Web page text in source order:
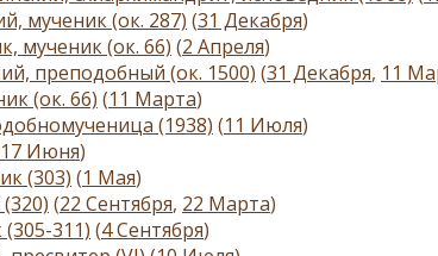
мученик (ок. 287) (31 Декабря)
мученик (ок. 66) (2 Апреля)
преподобный (ок. 1500) (31 Декабря, 11
(ок. 66) (11 Марта)
(1938) (11 Июля)
17 Июня)
(303) (1 Мая)
(22 Сентября, 22 Марта)
311) (4 Сентября)